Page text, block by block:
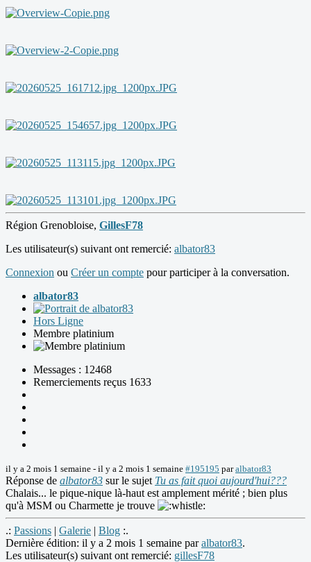
Région Grenobloise, GillesF78
Les utilisateur(s) suivant ont remercié: albator83
Connexion ou Créer un compte pour participer à la conversation.
albator83
Hors Ligne
Membre platinium
Messages : 12468
Remerciements reçus 1633
il y a 2 mois 1 semaine - il y a 2 mois 1 semaine #195195 paralbator83
Réponse de albator83 sur le sujet Tu as fait quoi aujourd'hui???
Chalais... le pique-nique là-haut est amplement mérité ; bien plus
qu'à MSM ou Charmette je trouve
.: Passions | Galerie | Blog :.
Dernière édition: il y a 2 mois 1 semaine paralbator83.
Les utilisateur(s) suivant ont remercié: gillesF78